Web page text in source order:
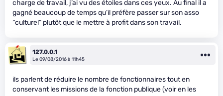
charge de travail, j’ai vu des étoiles dans ces yeux. Au final il a
gagné beaucoup de temps qu’il préfère passer sur son asso
“culturel” plutôt que le mettre à profit dans son travail.
127.0.0.1
Le 09/08/2016 à 11h45
ils parlent de réduire le nombre de fonctionnaires tout en
conservant les missions de la fonction publique (voir en les